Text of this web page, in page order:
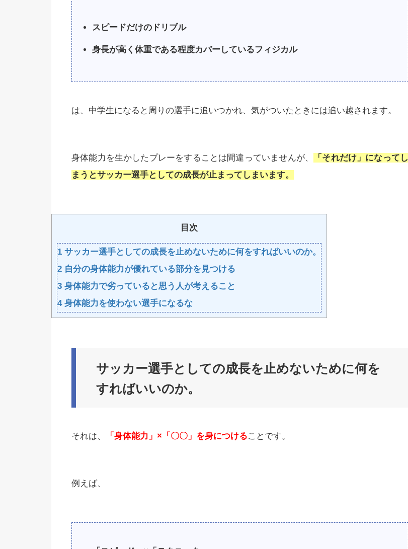
スピードだけのドリブル
身長が高く体重である程度カバーしているフィジカル
は、中学生になると周りの選手に追いつかれ、気がついたときには追い越されます。
身体能力を生かしたプレーをすることは間違っていませんが、
「それだけ」になってし
まうとサッカー選手としての成長が止まってしまいます。
目次
1 サッカー選手としての成長を止めないために何をすればいいのか。
2 自分の身体能力が優れている部分を見つける
3 身体能力で劣っていると思う人が考えること
4身体能力を使わない選手になるな
サッカー選手としての成長を止めないために何を
すればいいのか。
それは、 「身体能力」×「〇〇」を身につけることです。
例えば、